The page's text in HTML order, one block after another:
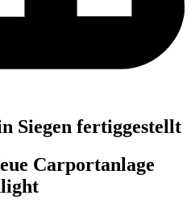
Siegen fertig­gestellt
Carport­anlage